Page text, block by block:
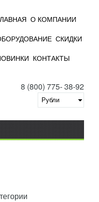
О КОМПАНИИ
СКИДКИ
КОНТАКТЫ
8 (800) 775- 38-92